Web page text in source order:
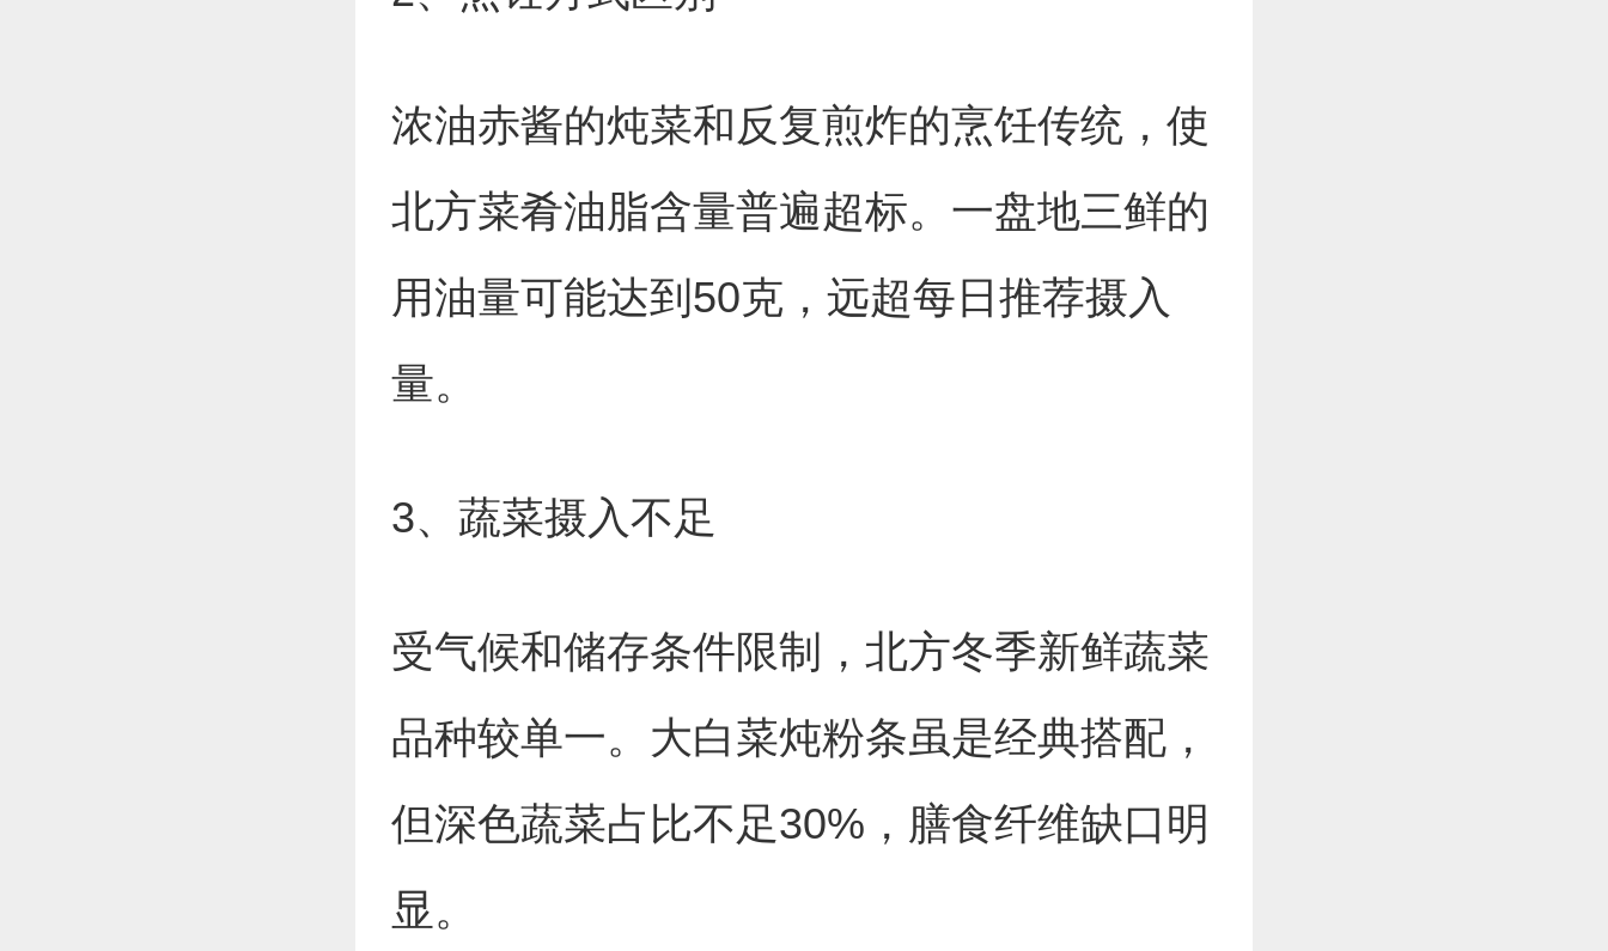
浓油赤酱的炖菜和反复煎炸的烹饪传统，使
北方菜肴油脂含量普遍超标。一盘地三鲜的
用油量可能达到50克，远超每日推荐摄入
量。
3、蔬菜摄入不足
受气候和储存条件限制，北方冬季新鲜蔬菜
品种较单一。大白菜炖粉条虽是经典搭配，
但深色蔬菜占比不足30%，膳食纤维缺口明
显。